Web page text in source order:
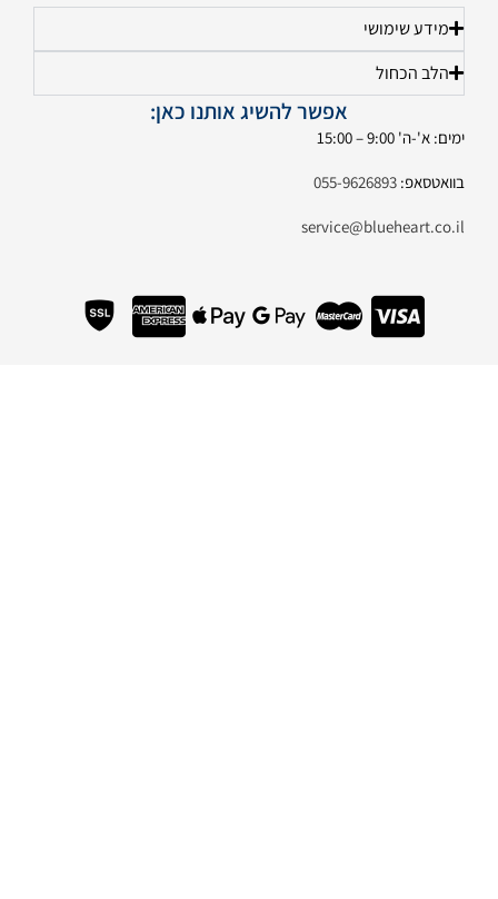
מידע שימושי
הלב הכחול
אפשר להשיג אותנו כאן:
ימים: א'-ה' 9:00 – 15:00
בוואטסאפ: 055-9626893
service@blueheart.co.il